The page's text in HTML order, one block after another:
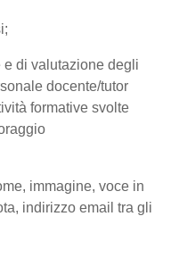
di valutazione degli
docente/tutor
formative svolte
immagine, voce in
indirizzo email tra gli